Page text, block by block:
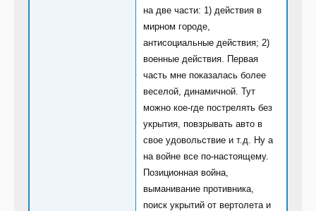
на две части: 1) действия в
мирном городе,
антисоциальные действия; 2)
военные действия. Первая
часть мне показалась более
веселой, динамичной. Тут
можно кое-где пострелять без
укрытия, повзрывать авто в
свое удовольствие и т.д. Ну а
на войне все по-настоящему.
Позиционная война,
выманивание противника,
поиск укрытий от вертолета и